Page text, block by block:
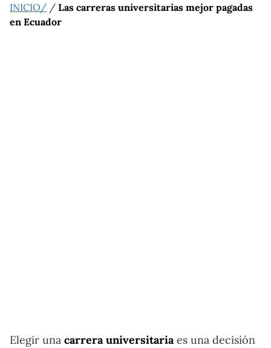
INICIO/ / Las carreras universitarias mejor pagadas
en Ecuador
Elegir una carrera universitariaes una decisión